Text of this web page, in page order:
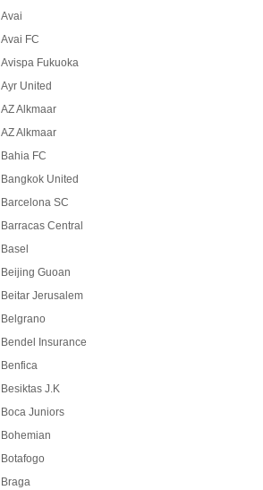
Avai
Avai FC
Avispa Fukuoka
Ayr United
AZ Alkmaar
AZ Alkmaar
Bahia FC
Bangkok United
Barcelona SC
Barracas Central
Basel
Beijing Guoan
Beitar Jerusalem
Belgrano
Bendel Insurance
Benfica
Besiktas J.K
Boca Juniors
Bohemian
Botafogo
Braga